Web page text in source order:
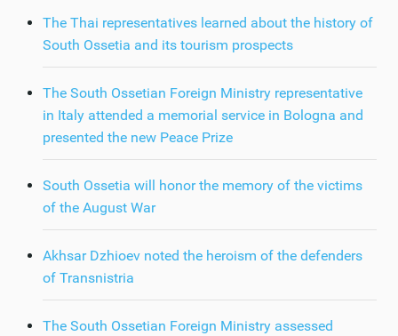
The Thai representatives learned about the history of
South Ossetia and its tourism prospects
The South Ossetian Foreign Ministry representative
in Italy attended a memorial service in Bologna and
presented the new Peace Prize
South Ossetia will honor the memory of the victims
of the August War
Akhsar Dzhioev noted the heroism of the defenders
of Transnistria
The South Ossetian Foreign Ministry assessed